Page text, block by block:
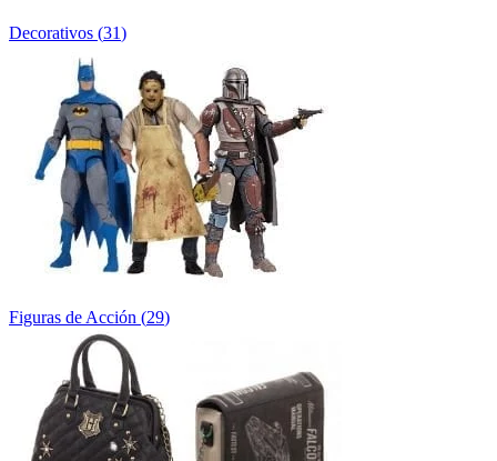
Decorativos (31)
Figuras de Acción (29)